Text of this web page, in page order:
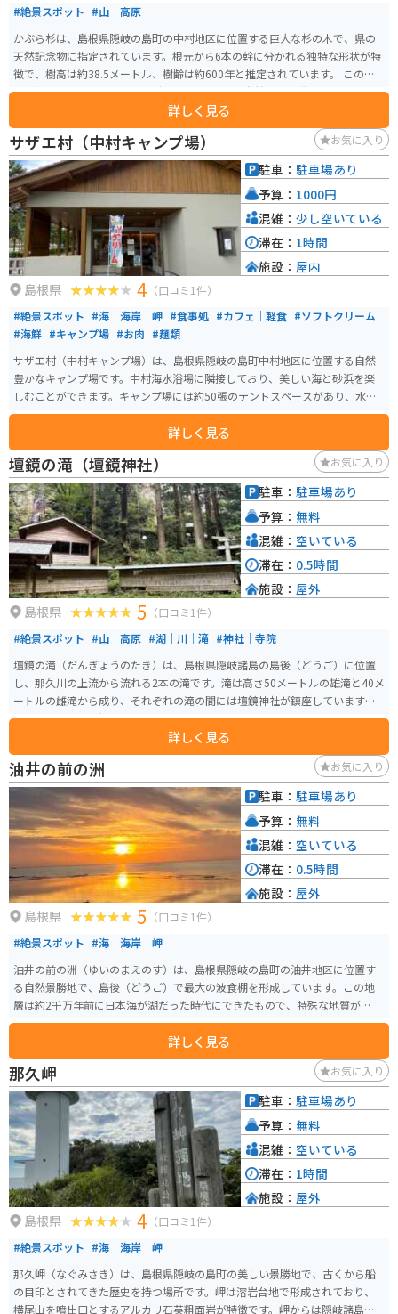
#絶景スポット #山｜高原
かぶら杉は、島根県隠岐の島町の中村地区に位置する巨大な杉の木で、県の
天然記念物に指定されています。根元から6本の幹に分かれる独特な形状が特
徴で、樹高は約38.5メートル、樹齢は約600年と推定されています。 この木
の形態は約2万年前の氷河期を経たものとされ、自然の不思議さを感じさせま
す。かぶら杉は隠岐三大スギの一つとしても知られ、地域住民にとっても親
しまれる存在です。杉の迫力とその歴史的な価値を感じながら、自然の偉大
さを体感できます。
詳しく見る
サザエ村（中村キャンプ場） お気に入り
島根県 4 （口コミ1件）
#絶景スポット #海｜海岸｜岬 #食事処 #カフェ｜軽食 #ソフトクリーム
#海鮮 #キャンプ場 #お肉 #麺類
サザエ村（中村キャンプ場）は、島根県隠岐の島町中村地区に位置する自然
豊かなキャンプ場です。中村海水浴場に隣接しており、美しい海と砂浜を楽
しむことができます。キャンプ場には約50張のテントスペースがあり、水道
やトイレ、シャワーなどの設備が整っています。 名物である「さざえ丼」を
提供する食堂「サザエ村」も併設され、地元の海産物を味わうことができま
す。また、海水浴や観光船での白島崎やよろい岩めぐりも楽しめるため、ア
ウトドアを満喫するのに最適なスポットです。隠岐の自然と食を同時に堪能
できるため、観光客にも人気があります。
詳しく見る
駐車： 駐車場あり
予算： 1000円
混雑： 少し空いている
滞在： 1時間
施設： 屋内
壇鏡の滝（壇鏡神社） お気に入り
島根県 5 （口コミ1件）
#絶景スポット #山｜高原 #湖｜川｜滝 #神社｜寺院
壇鏡の滝（だんぎょうのたき）は、島根県隠岐諸島の島後（どうご）に位置
し、那久川の上流から流れる2本の滝です。滝は高さ50メートルの雄滝と40メ
ートルの雌滝から成り、それぞれの滝の間には壇鏡神社が鎮座しています。
雄滝の背後には滝観音を祀る洞窟があり、「裏見の滝」としても知られてい
に選定され、生活用水や農業にも利用されています。毎年9月1日には八朔祭
が行われ、地域の伝統文化とも深く結びついています。隠岐の自然美と信仰
が融合するこのスポットは、スピリチュアルな場所としても人気がありま
す。
詳しく見る
駐車： 駐車場あり
予算： 無料
混雑： 空いている
滞在： 0.5時間
施設： 屋外
油井の前の洲 お気に入り
島根県 5 （口コミ1件）
#絶景スポット #海｜海岸｜岬
油井の前の洲（ゆいのまえのす）は、島根県隠岐の島町の油井地区に位置す
る自然景勝地で、島後（どうご）で最大の波食棚を形成しています。この地
層は約2千万年前に日本海が湖だった時代にできたもので、特殊な地質が特徴
です。波食棚は広さ約170メートル×220メートルで、夏季には水没すること
が多いですが、冬季の海面低下時には広大な棚が姿を現します。 特に夕日が
映り込む景色が美しく、SNSでは「日本のウユニ塩湖」として注目されていま
す。この場所は隠岐ユネスコ世界ジオパークの一部として認定され、観光客
にとっても人気のスポットとなっています。
詳しく見る
駐車： 駐車場あり
予算： 無料
混雑： 空いている
滞在： 0.5時間
施設： 屋外
那久岬 お気に入り
島根県 4 （口コミ1件）
#絶景スポット #海｜海岸｜岬
那久岬（なぐみさき）は、島根県隠岐の島町の美しい景勝地で、古くから船
の目印とされてきた歴史を持つ場所です。岬は溶岩台地で形成されており、
横尾山を噴出口とするアルカリ石英粗面岩が特徴です。岬からは隠岐諸島の
駐車： 駐車場あり
予算： 無料
混雑： 空いている
滞在： 1時間
施設： 屋外